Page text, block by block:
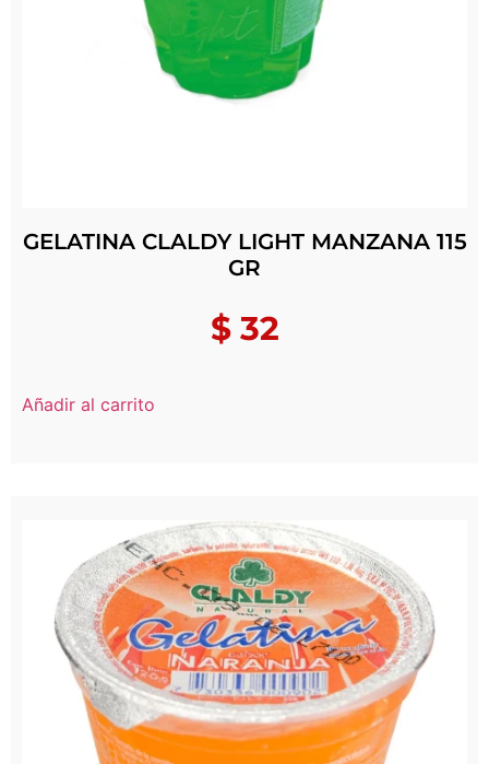
GELATINA CLALDY LIGHT MANZANA 115
GR
$32
Añadir al carrito